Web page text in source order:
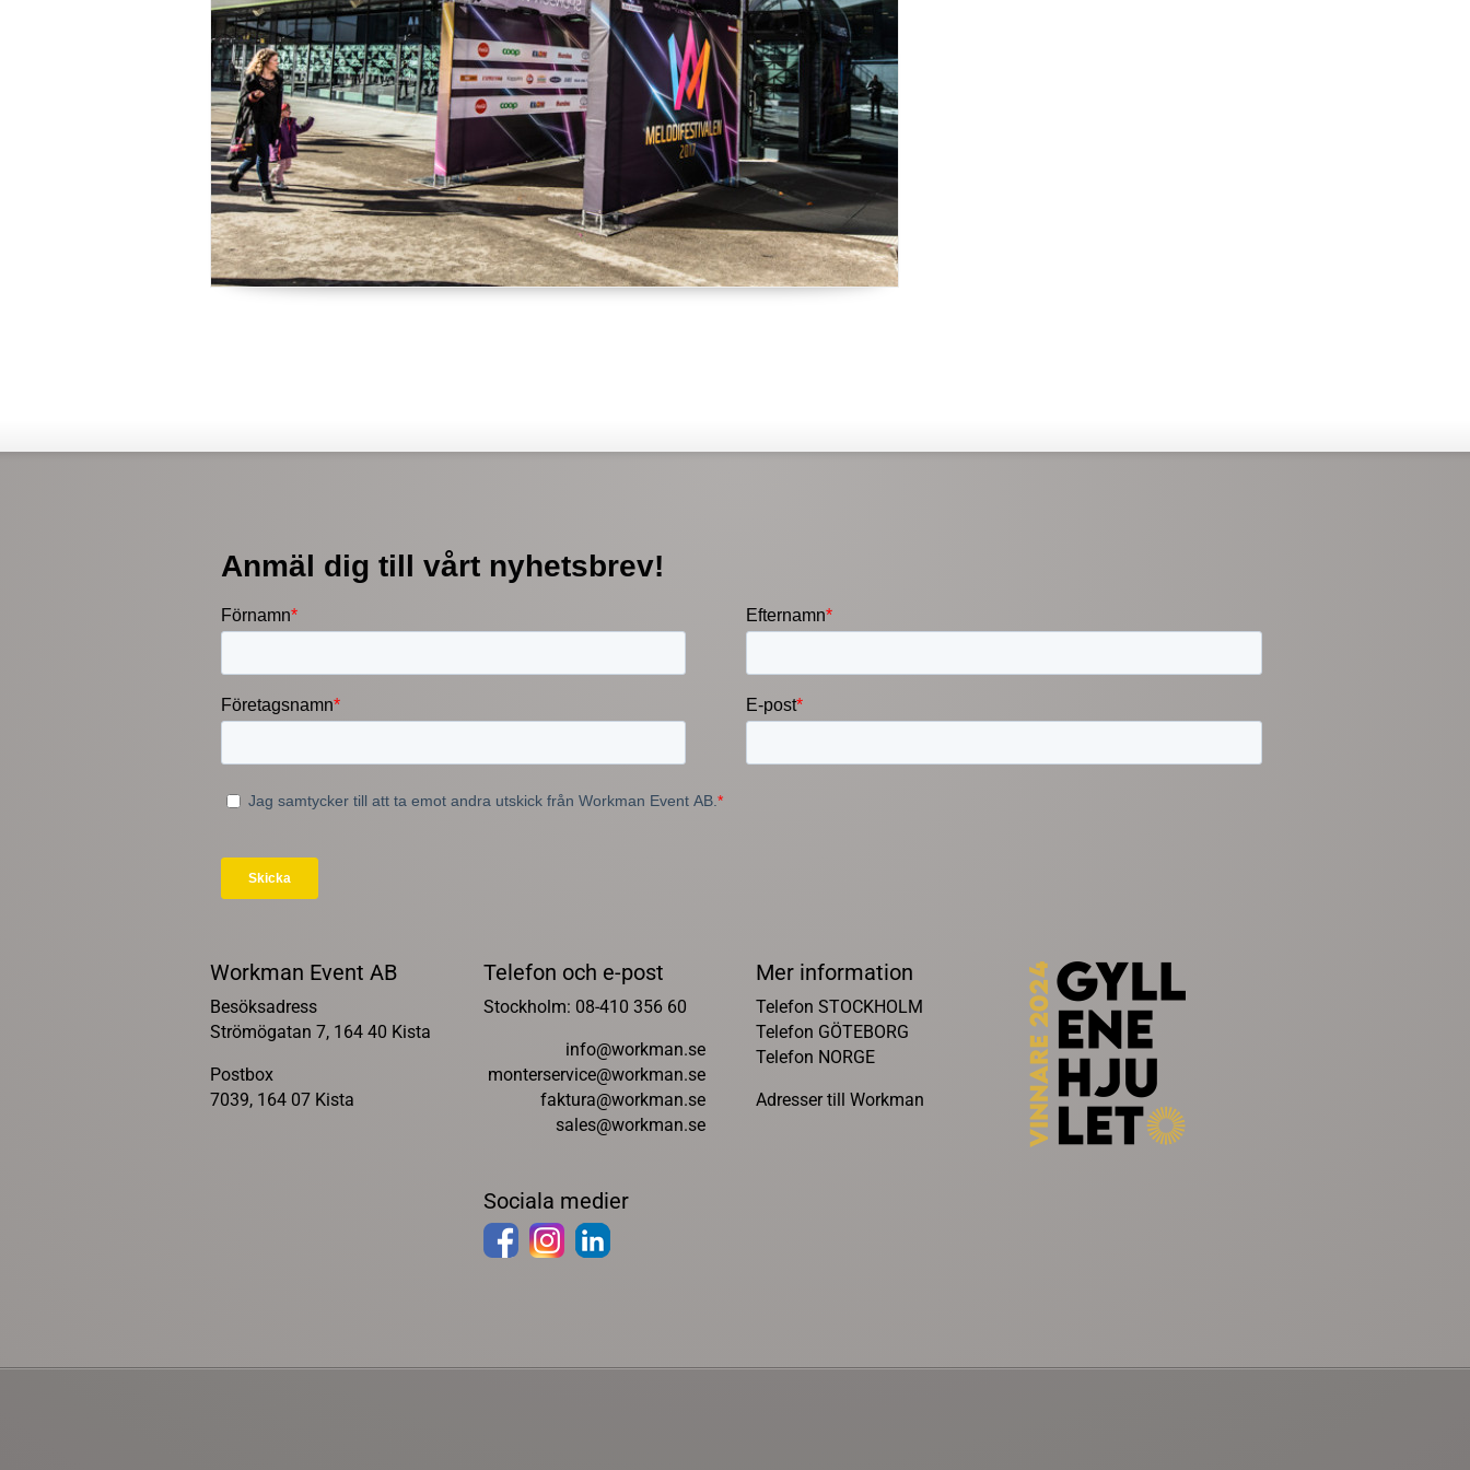
Workman Event AB
Besöksadress
Strömögatan 7, 164 40 Kista
Postbox
7039, 164 07 Kista
Telefon och e-post
Stockholm: 08-410 356 60
info@workman.se
monterservice@workman.se
faktura@workman.se
sales@workman.se
Sociala medier
Mer information
Telefon STOCKHOLM
Telefon GÖTEBORG
Telefon NORGE
Adresser till Workman